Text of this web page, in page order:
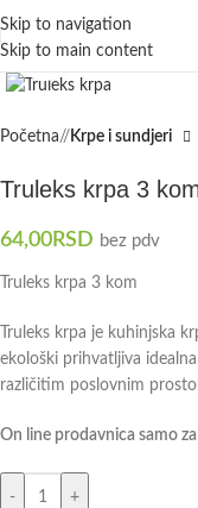
Skip to navigation
Skip to main content
Click to enlarge
Početna/ Krpe i sundjeri
Truleks krpa 3
64,00RSD bez pdv
Truleks krpa 3 kom
Truleks krpa je kuhinjska
ekološki prihvatljiva
različitim poslovnim
On line prodavnica samo
- +